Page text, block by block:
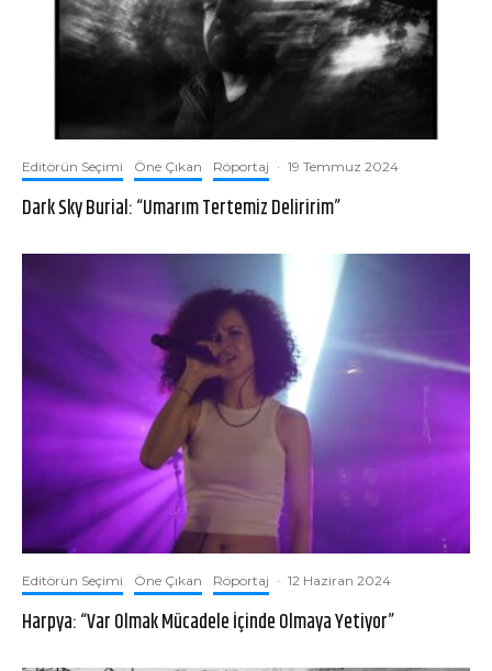
Editörün Seçimi Öne Çıkan Röportaj · 19 Temmuz 2024
Dark Sky Burial: “Umarım Tertemiz Deliririm”
Editörün Seçimi Öne Çıkan Röportaj · 12 Haziran 2024
Harpya: “Var Olmak Mücadele İçinde Olmaya Yetiyor”